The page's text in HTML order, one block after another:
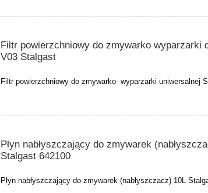
Filtr powierzchniowy do zmywarko wyparzarki
V03 Stalgast
Filtr powierzchniowy do zmywarko- wyparzarki uniwersalnej
Płyn nabłyszczający do zmywarek
Stalgast 642100
Płyn nabłyszczający do zmywarek (nabłyszczacz) 10L